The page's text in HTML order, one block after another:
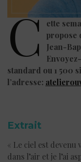
C ette
propose
Jean-
standard ou 1 500
l’adresse:
Extrait
« Le ciel est
dans l’air et je l’ai